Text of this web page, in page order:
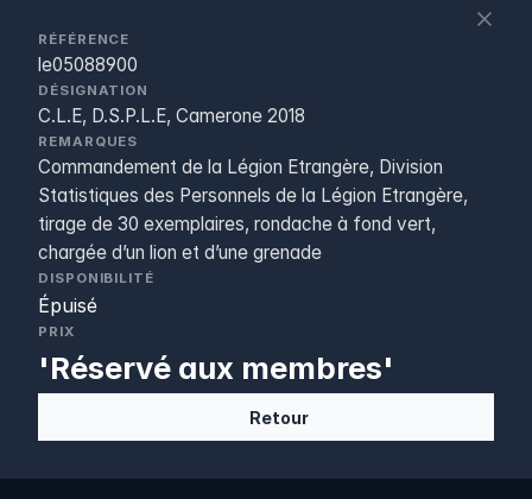
RÉFÉRENCE
le05088900
DÉSIGNATION
C.L.E, D.S.P.L.E, Camerone 2018
REMARQUES
Commandement de la Légion Etrangère, Division
Statistiques des Personnels de la Légion Etrangère,
tirage de 30 exemplaires, rondache à fond vert,
chargée d’un lion et d’une grenade
DISPONIBILITÉ
Épuisé
PRIX
'Réservé aux membres'
Retour